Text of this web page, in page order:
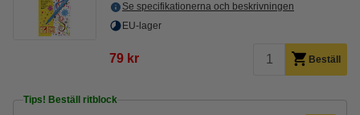
Se specifikationerna och beskrivningen
EU-lager
79 kr Beställ
Tips! Beställ ritblock